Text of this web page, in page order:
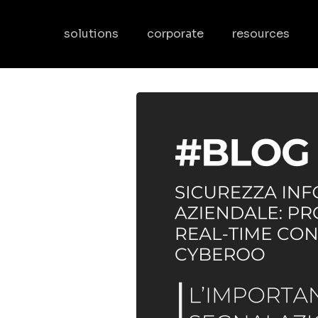
solutions corporate resources